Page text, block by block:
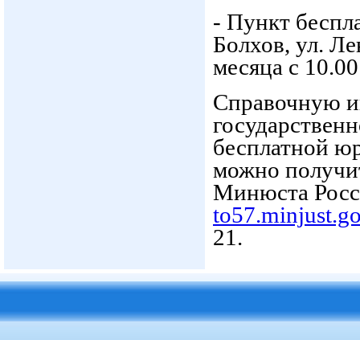
- Пункт
Болхов, ул.
месяца с
Справочную
бесплатной
можно
Минюста
21.